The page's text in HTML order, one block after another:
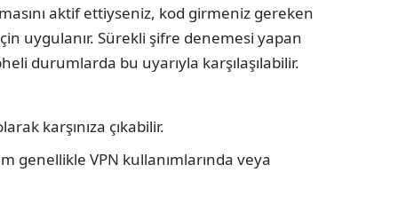
aktif ettiyseniz, kod girmeniz gereken
uygulanır. Sürekli şifre denemesi yapan
durumlarda bu uyarıyla karşılaşılabilir.
karşınıza çıkabilir.
genellikle VPN kullanımlarında veya